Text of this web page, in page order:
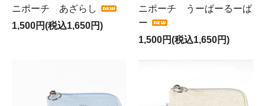
ニポーチ あざらし
1,500円(税込1,650円)
ニポーチ うーぱーるーぱ
ー
1,500円(税込1,650円)